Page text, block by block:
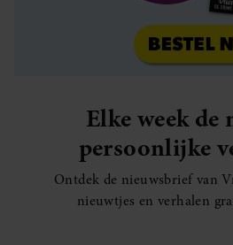
Elke week de
persoonlijke
Ontdek de nieuwsbrief van
nieuwtjes en verhalen